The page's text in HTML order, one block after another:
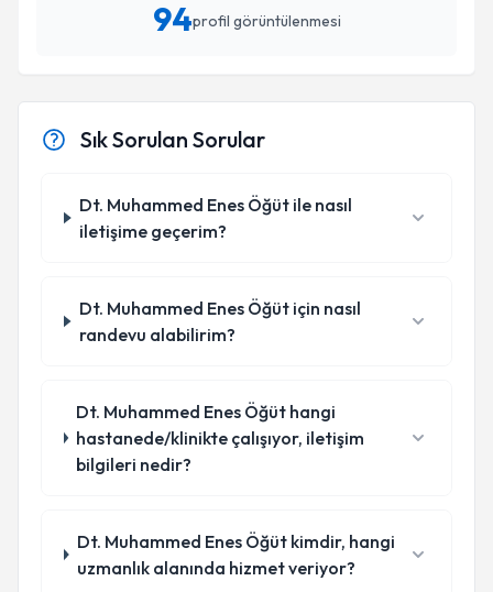
94profil görüntülenmesi
Sık Sorulan Sorular
Dt. Muhammed Enes Öğüt ile nasıl
iletişime geçerim?
Dt. Muhammed Enes Öğüt için nasıl
randevu alabilirim?
Dt. Muhammed Enes Öğüt hangi
hastanede/klinikte çalışıyor, iletişim
bilgileri nedir?
Dt. Muhammed Enes Öğüt kimdir, hangi
uzmanlık alanında hizmet veriyor?